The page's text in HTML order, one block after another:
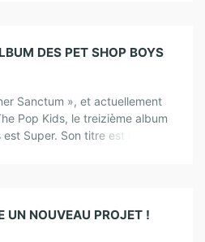
DES PET SHOP BOYS
Sanctum », et actuellement
Pop Kids, le treizième album
Super. Son titre est tout à
UN NOUVEAU PROJET !